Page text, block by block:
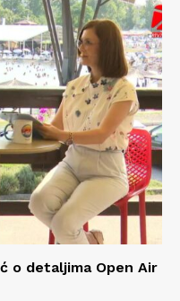
o detaljima Open Air